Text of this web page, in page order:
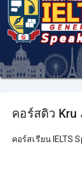
คอร์สติว Kru
คอร์สเรียน IELTS